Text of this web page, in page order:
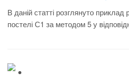
В даній статті розглянуто приклад
постелі С1 за методом 5 у